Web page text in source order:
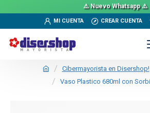
⚠️ Nuevo Whatsapp ⚠️
MI CUENTA CREAR CUENTA
Cibermayorista en Disershop!
Vaso Plastico 680ml con